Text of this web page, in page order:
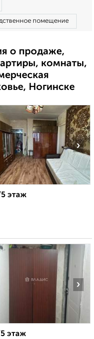
помещение
о продаже,
комнаты,
Ногинске
›
этаж
›
этаж